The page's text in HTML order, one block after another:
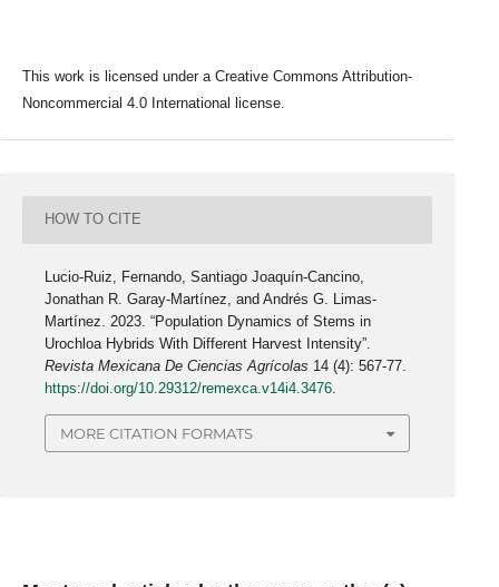
This work is licensed under a Creative Commons Attribution-
Noncommercial 4.0 International license.
HOW TO CITE
Lucio-Ruiz, Fernando, Santiago Joaquín-Cancino,
Jonathan R. Garay-Martínez, and Andrés G. Limas-
Martínez. 2023. “Population Dynamics of Stems in
Urochloa Hybrids With Different Harvest Intensity”.
Revista Mexicana De Ciencias Agrícolas 14 (4): 567-77.
https://doi.org/10.29312/remexca.v14i4.3476
MORE CITATION FORMATS